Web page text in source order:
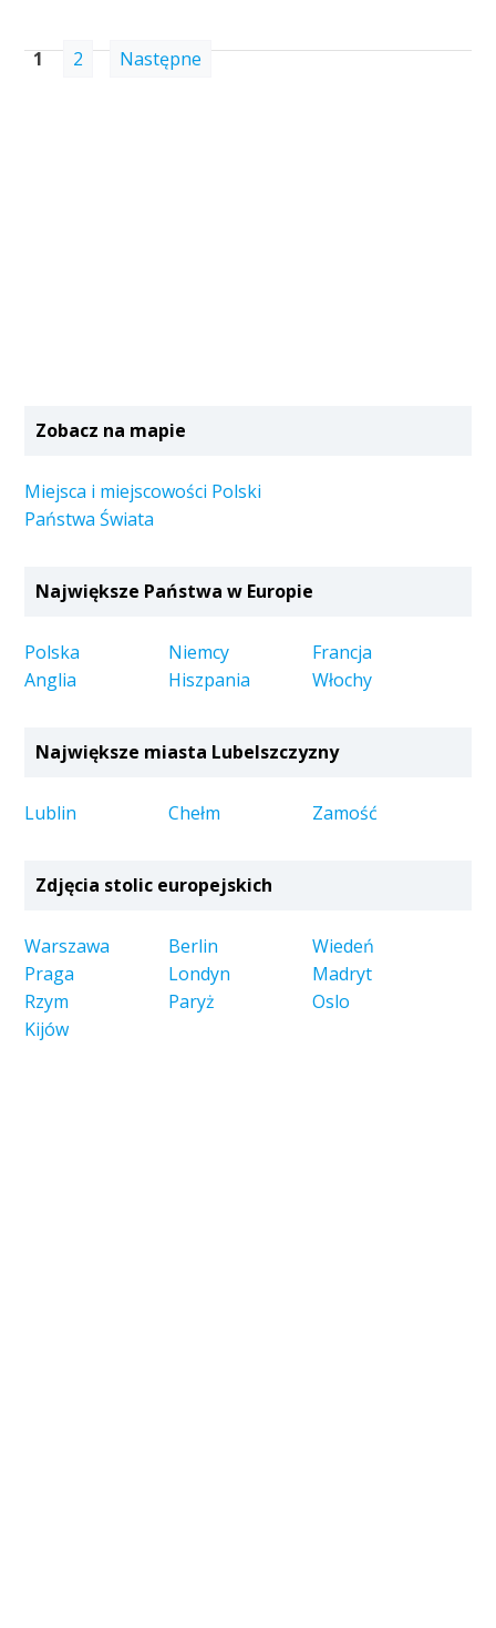
1 2 Następne
Zobacz na mapie
Miejsca i miejscowości Polski
Państwa Świata
Największe Państwa w Europie
Polska Niemcy
Francja
Anglia
Hiszpania Włochy
Największe miasta Lubelszczyzny
Lublin Chełm Zamość
Zdjęcia stolic europejskich
Warszawa Berlin
Wiedeń
Praga
Londyn
Madryt
Rzym
Paryż
Oslo
Kijów